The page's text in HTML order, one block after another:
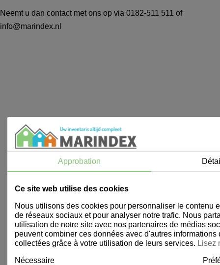
Neemt u dan contact met ons op via 0182-511 511 of
info@marindex.nl
Approbation
Ce site web utilise des cookies
Nous utilisons des cookies pour personnaliser le contenu
de réseaux sociaux et pour analyser notre trafic. Nous
utilisation de notre site avec nos partenaires de médias
peuvent combiner ces données avec d'autres
collectées grâce à votre utilisation de leurs services. Lisez
Nécessaire